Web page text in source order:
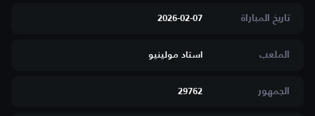
تاريخ المباراة 2026-02-07
الملعب استاد مولينيو
الجمهور 29762